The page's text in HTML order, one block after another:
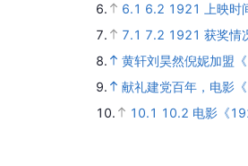
6.
6.1 6.2 1921 上映时
7.
7.1 7.2 1921 获奖情
8.
黄轩刘昊然倪妮加盟
9.
献礼建党百年，电影
10.
10.1 10.2 电影《